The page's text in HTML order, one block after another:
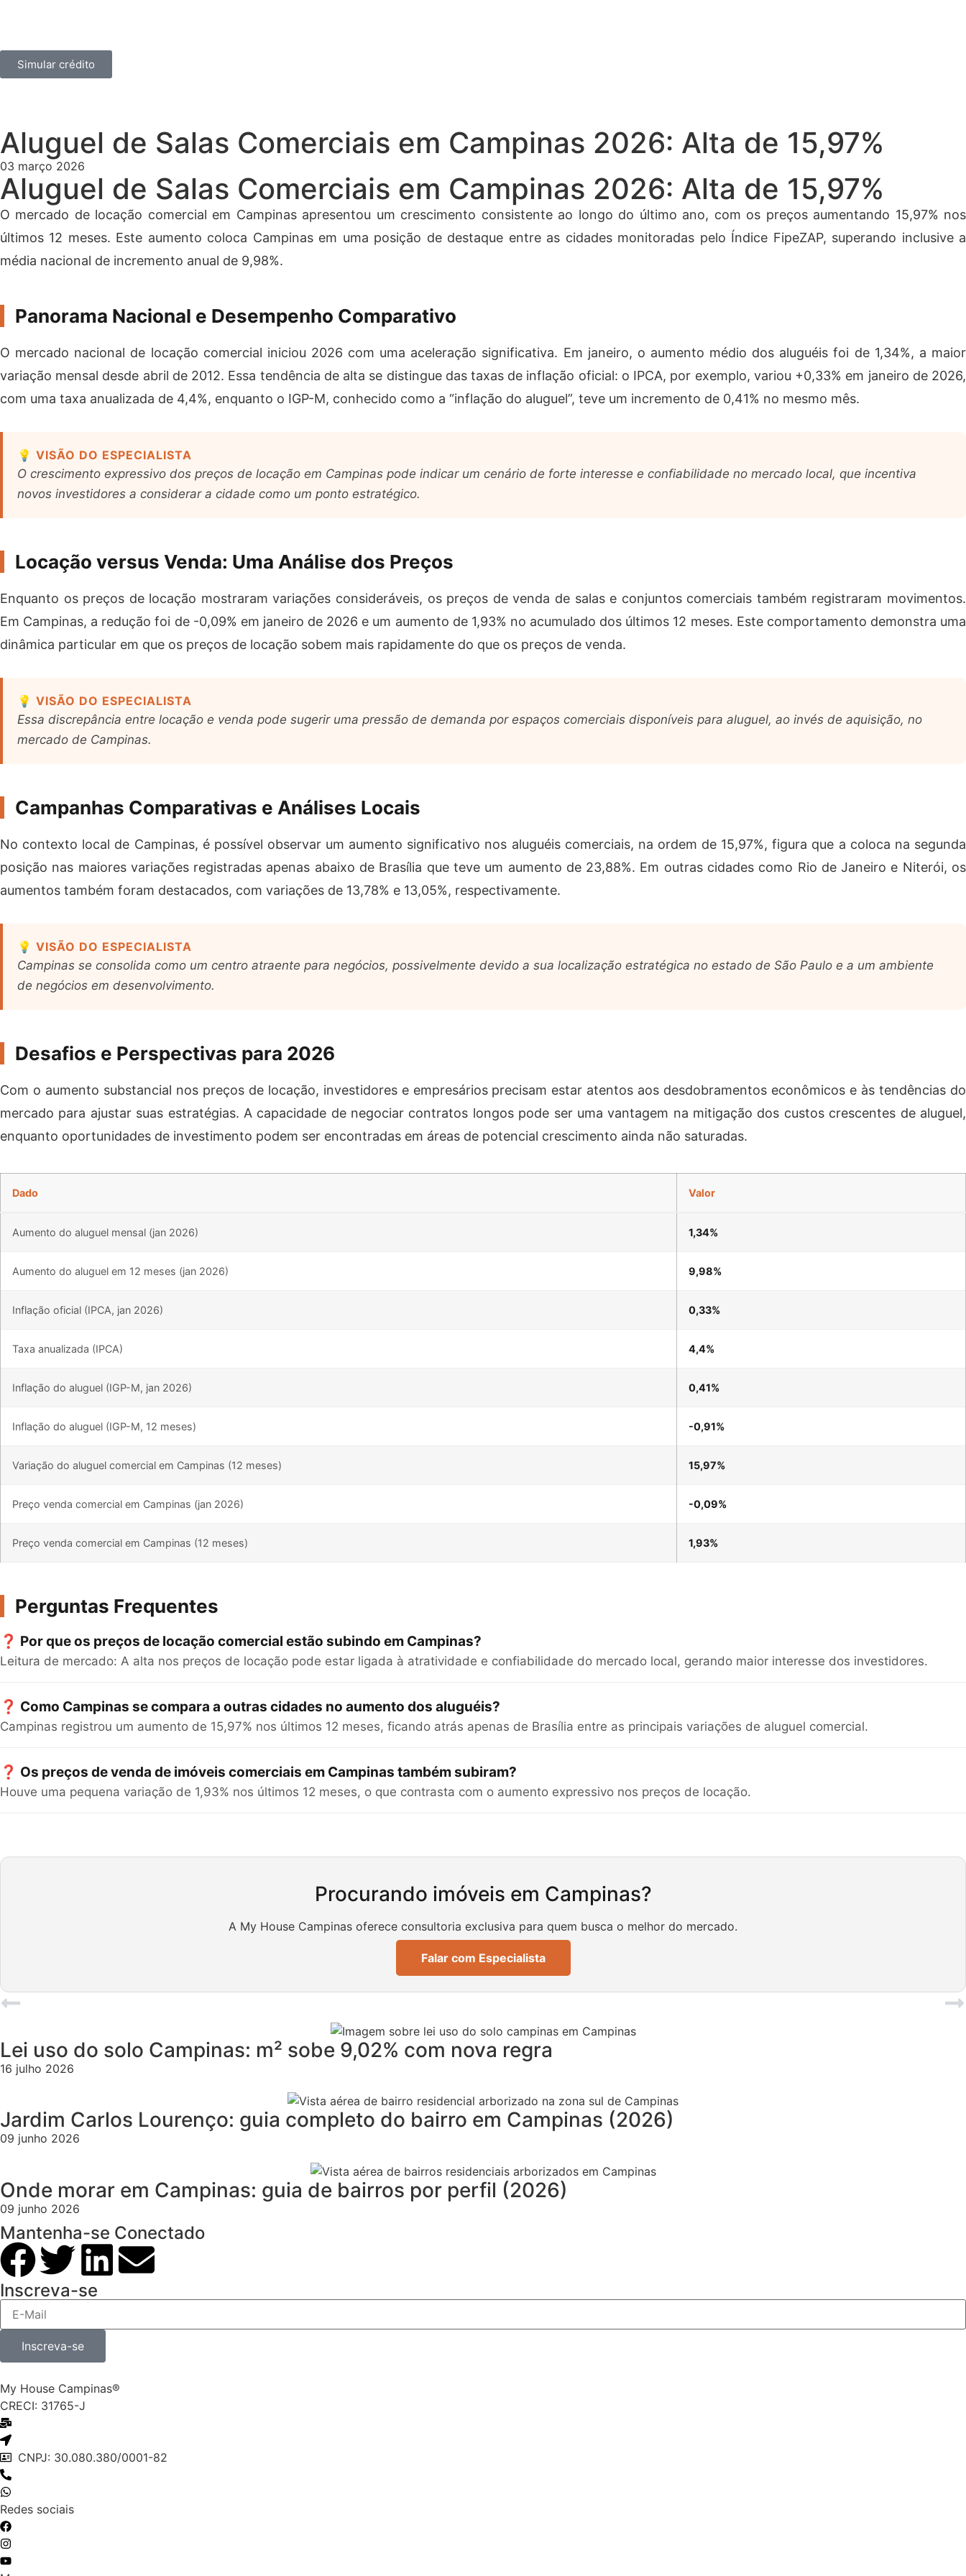
Simular crédito
Aluguel de Salas Comerciais em Campinas 2026: Alta de 15,97%
03 março 2026
Aluguel de Salas Comerciais em Campinas 2026: Alta de 15,97%
O mercado de locação comercial em Campinas apresentou um crescimento consistente ao longo do último ano, com os preços aumentando 15,97% nos
últimos 12 meses. Este aumento coloca Campinas em uma posição de destaque entre as cidades monitoradas pelo Índice FipeZAP, superando inclusive a
média nacional de incremento anual de 9,98%.
Panorama Nacional e Desempenho Comparativo
O mercado nacional de locação comercial iniciou 2026 com uma aceleração significativa. Em janeiro, o aumento médio dos aluguéis foi de 1,34%, a maior
variação mensal desde abril de 2012. Essa tendência de alta se distingue das taxas de inflação oficial: o IPCA, por exemplo, variou +0,33% em janeiro de 2026,
com uma taxa anualizada de 4,4%, enquanto o IGP-M, conhecido como a “inflação do aluguel”, teve um incremento de 0,41% no mesmo mês.
💡 VISÃO DO ESPECIALISTA
O crescimento expressivo dos preços de locação em Campinas pode indicar um cenário de forte interesse e confiabilidade no mercado local, que incentiva
novos investidores a considerar a cidade como um ponto estratégico.
Locação versus Venda: Uma Análise dos Preços
Enquanto os preços de locação mostraram variações consideráveis, os preços de venda de salas e conjuntos comerciais também registraram movimentos.
Em Campinas, a redução foi de -0,09% em janeiro de 2026 e um aumento de 1,93% no acumulado dos últimos 12 meses. Este comportamento demonstra uma
dinâmica particular em que os preços de locação sobem mais rapidamente do que os preços de venda.
💡 VISÃO DO ESPECIALISTA
Essa discrepância entre locação e venda pode sugerir uma pressão de demanda por espaços comerciais disponíveis para aluguel, ao invés de aquisição, no
mercado de Campinas.
Campanhas Comparativas e Análises Locais
No contexto local de Campinas, é possível observar um aumento significativo nos aluguéis comerciais, na ordem de 15,97%, figura que a coloca na segunda
posição nas maiores variações registradas apenas abaixo de Brasília que teve um aumento de 23,88%. Em outras cidades como Rio de Janeiro e Niterói, os
aumentos também foram destacados, com variações de 13,78% e 13,05%, respectivamente.
💡 VISÃO DO ESPECIALISTA
Campinas se consolida como um centro atraente para negócios, possivelmente devido a sua localização estratégica no estado de São Paulo e a um ambiente
de negócios em desenvolvimento.
Desafios e Perspectivas para 2026
Com o aumento substancial nos preços de locação, investidores e empresários precisam estar atentos aos desdobramentos econômicos e às tendências do
mercado para ajustar suas estratégias. A capacidade de negociar contratos longos pode ser uma vantagem na mitigação dos custos crescentes de aluguel,
enquanto oportunidades de investimento podem ser encontradas em áreas de potencial crescimento ainda não saturadas.
Dado Valor
Aumento do aluguel mensal (jan 2026) 1,34%
Aumento do aluguel em 12 meses (jan 2026) 9,98%
Inflação oficial (IPCA, jan 2026) 0,33%
Taxa anualizada (IPCA) 4,4%
Inflação do aluguel (IGP-M, jan 2026) 0,41%
Inflação do aluguel (IGP-M, 12 meses) -0,91%
Variação do aluguel comercial em Campinas (12 meses) 15,97%
Preço venda comercial em Campinas (jan 2026) -0,09%
Preço venda comercial em Campinas (12 meses) 1,93%
Perguntas Frequentes
❓ Por que os preços de locação comercial estão subindo em Campinas?
Leitura de mercado: A alta nos preços de locação pode estar ligada à atratividade e confiabilidade do mercado local, gerando maior interesse dos investidores.
❓ Como Campinas se compara a outras cidades no aumento dos aluguéis?
Campinas registrou um aumento de 15,97% nos últimos 12 meses, ficando atrás apenas de Brasília entre as principais variações de aluguel comercial.
❓ Os preços de venda de imóveis comerciais em Campinas também subiram?
Houve uma pequena variação de 1,93% nos últimos 12 meses, o que contrasta com o aumento expressivo nos preços de locação.
Procurando imóveis em Campinas?
A My House Campinas oferece consultoria exclusiva para quem busca o melhor do mercado.
Falar com Especialista
Lei uso do solo Campinas: m² sobe 9,02% com nova regra
16 julho 2026
Jardim Carlos Lourenço: guia completo do bairro em Campinas (2026)
09 junho 2026
Onde morar em Campinas: guia de bairros por perfil (2026)
09 junho 2026
Mantenha-se Conectado
Inscreva-se
Inscreva-se
My House Campinas®
CRECI: 31765-J
CNPJ: 30.080.380/0001-82
Redes sociais